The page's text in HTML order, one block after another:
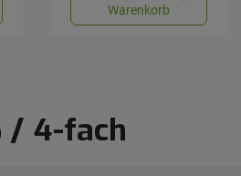
Warenkorb
/ 4-fach